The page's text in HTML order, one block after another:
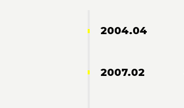
2004.04
2007.02